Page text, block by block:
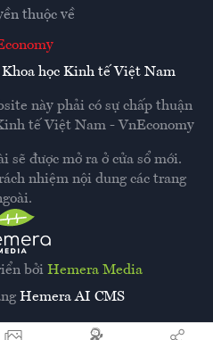
bởi Hemera Media
Hemera AI CMS
thuộc về
học Kinh tế Việt Nam
này phải có sự chấp thuận
tế Việt Nam - VnEconomy
sẽ được mở ra ở cửa sổ mới.
nhiệm nội dung các trang